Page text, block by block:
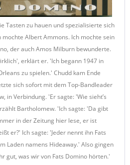
Tasten zu hauen und spezialisierte sich
mochte Albert Ammons. Ich mochte sein
der auch Amos Milburn bewunderte.
erklärt er. 'Ich begann 1947 in
zu spielen.' Chudd kam Ende
sich sofort mit dem Top-Bandleader
in Verbindung. 'Er sagte: 'Wie sieht’s
Bartholomew. 'Ich sagte: 'Da gibt
in der Zeitung hier lese, er ist
er?' Ich sagte: 'Jeder nennt ihn Fats
Laden namens Hideaway.' Also gingen
gut, was wir von Fats Domino hörten.'